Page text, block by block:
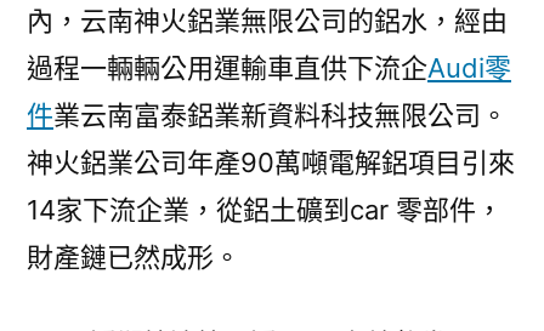
內，云南神火鋁業無限公司的鋁水，經由
過程一輛輛公用運輸車直供下流企Audi零
件業云南富泰鋁業新資料科技無限公司。
神火鋁業公司年產90萬噸電解鋁項目引來
14家下流企業，從鋁土礦到car 零部件，
財產鏈已然成形。